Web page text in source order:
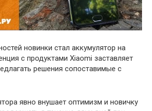
новинки стал аккумулятор на
с продуктами Xiaomi заставляет
решения сопоставимые с
явно внушает оптимизм и новичку